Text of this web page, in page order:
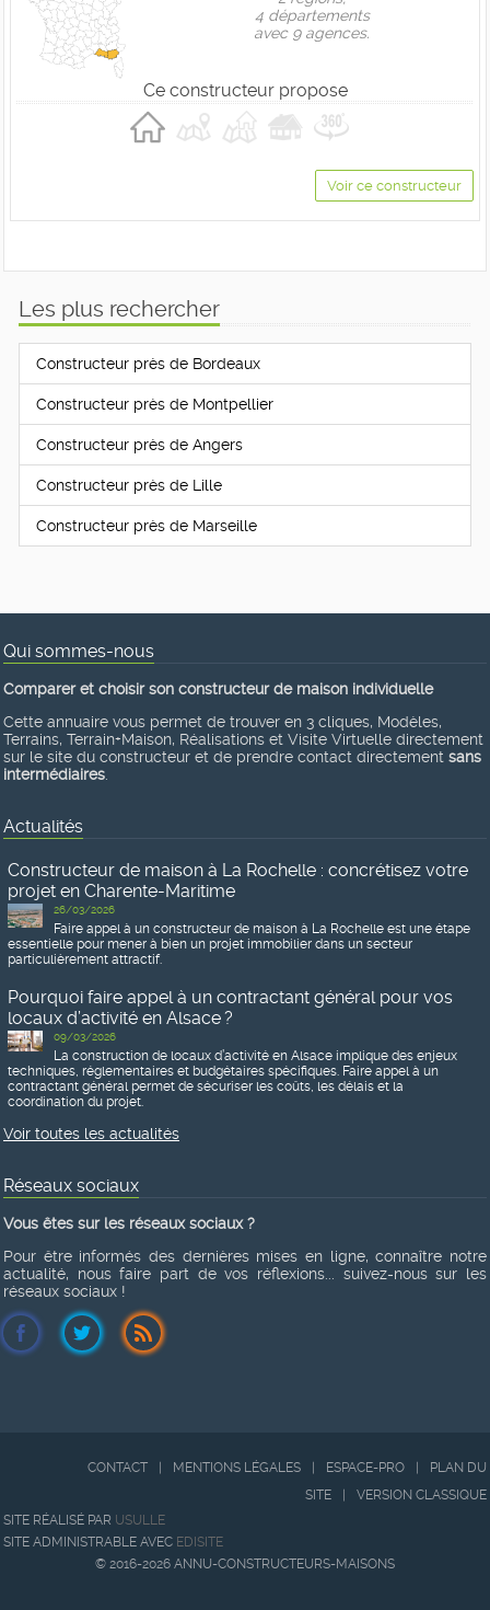
4 départements
avec 9 agences.
Ce constructeur propose
Voir ce constructeur
Les plus rechercher
Constructeur près de Bordeaux
Constructeur près de Montpellier
Constructeur près de Angers
Constructeur près de Lille
Constructeur près de Marseille
Qui sommes-nous
Comparer et choisir son constructeur de maison individuelle
Cette annuaire vous permet de trouver en 3 cliques, Modèles,
Terrains, Terrain+Maison, Réalisations et Visite Virtuelle directement
sur le site du constructeur et de prendre contact directement sans
intermédiaires
Actualités
Constructeur de maison à La Rochelle : concrétisez votre
projet en Charente-Maritime
26/03/2026
Faire appel à un constructeur de maison à La Rochelle est une étape
essentielle pour mener à bien un projet immobilier dans un secteur
particulièrement attractif.
Pourquoi faire appel à un contractant général pour vos
locaux d’activité en Alsace ?
09/03/2026
La construction de locaux d’activité en Alsace implique des enjeux
techniques, réglementaires et budgétaires spécifiques. Faire appel à un
contractant général permet de sécuriser les coûts, les délais et la
coordination du projet.
Voir toutes les actualités
Réseaux sociaux
Vous êtes sur les réseaux sociaux ?
Pour être informés des dernières mises en ligne, connaître notre
actualité, nous faire part de vos réflexions... suivez-nous sur les
réseaux sociaux !
CONTACT MENTIONS LÉGALES ESPACE-PRO
PLAN DU
SITE
VERSION CLASSIQUE
SITE RÉALISÉ PAR USULLE
SITE ADMINISTRABLE AVEC EDISITE
© 2016-2026 ANNU-CONSTRUCTEURS-MAISONS